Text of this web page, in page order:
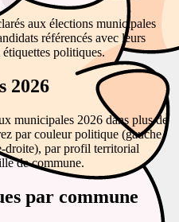
aux élections municipales
référencés avec leurs
étiquettes politiques.
2026
municipales 2026 dans plus de
par couleur politique (gauche,
droite), par profil territorial
de commune.
par commune